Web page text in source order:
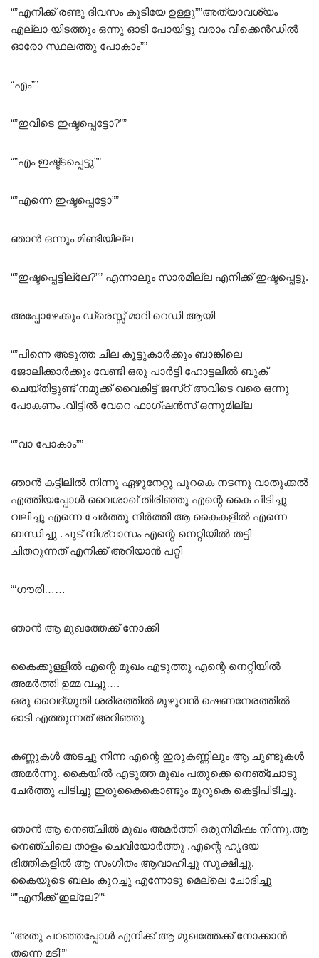
“”എനിക്ക് രണ്ടു ദിവസം കൂടിയേ ഉള്ളു””അത്യാവശ്യം
എല്ലാ യിടത്തും ഒന്നു ഓടി പോയിട്ടു വരാം വീക്കെൻഡിൽ
ഓരോ സ്ഥലത്തു പോകാം””
“എം””
“”ഇവിടെ ഇഷ്ടപ്പെട്ടോ?””
“”എം ഇഷ്ട്ടപ്പെട്ടു””
“”എന്നെ ഇഷ്ടപ്പെട്ടോ””
ഞാൻ ഒന്നും മിണ്ടിയില്ല
“”ഇഷ്ടപ്പെട്ടില്ലേ?”” എന്നാലും സാരമില്ല എനിക്ക് ഇഷ്ടപ്പെട്ടു.
അപ്പോഴേക്കും ഡ്രെസ്സ് മാറി റെഡി ആയി
“”പിന്നെ അടുത്ത ചില കൂട്ടുകാർക്കും ബാങ്കിലെ
ജോലിക്കാർക്കും വേണ്ടി ഒരു പാർട്ടി ഹോട്ടലിൽ ബുക്
ചെയ്തിട്ടുണ്ട് നമുക്ക് വൈകിട്ട് ജസ്റ് അവിടെ വരെ ഒന്നു
പോകണം .വീട്ടിൽ വേറെ ഫാഗ്ഷൻസ് ഒന്നുമില്ല
“”വാ പോകാം””
ഞാൻ കട്ടിലിൽ നിന്നു ഏഴുനേറ്റു പുറകെ നടന്നു വാതുക്കൽ
എത്തിയപ്പോൾ വൈശാഖ് തിരിഞ്ഞു എന്റെ കൈ പിടിച്ചു
വലിച്ചു എന്നെ ചേർത്തു നിർത്തി ആ കൈകളിൽ എന്നെ
ബന്ധിച്ചു .ചൂട് നിശ്വാസം എന്റെ നെറ്റിയിൽ തട്ടി
ചിതറുന്നത്‌ എനിക്ക് അറിയാൻ പറ്റി
“‘ഗൗരി……
ഞാൻ ആ മുഖത്തേക്ക് നോക്കി
കൈക്കുള്ളിൽ എന്റെ മുഖം എടുത്തു എന്റെ നെറ്റിയിൽ
അമർത്തി ഉമ്മ വച്ചു….
ഒരു വൈദ്യുതി ശരീരത്തിൽ മുഴുവൻ ഷെണനേരത്തിൽ
ഓടി എത്തുന്നത് അറിഞ്ഞു
കണ്ണുകൾ അടച്ചു നിന്ന എന്റെ ഇരുകണ്ണിലും ആ ചുണ്ടുകൾ
അമർന്നു. കൈയിൽ എടുത്ത മുഖം പതുക്കെ നെഞ്ചോടു
ചേർത്തു പിടിച്ചു ഇരുകൈകൊണ്ടും മുറുകെ കെട്ടിപിടിച്ചു.
ഞാൻ ആ നെഞ്ചിൽ മുഖം അമർത്തി ഒരുനിമിഷം നിന്നു.ആ
നെഞ്ചിലെ താളം ചെവിയോർത്തു .എന്റെ ഹൃദയ
ഭിത്തികളിൽ ആ സംഗീതം ആവാഹിച്ചു സൂക്ഷിച്ചു.
കൈയുടെ ബലം കുറച്ചു എന്നോടു മെല്ലെ ചോദിച്ചു
“”എനിക്ക് ഇല്ലേ?”‘
“അതു പറഞ്ഞപ്പോൾ എനിക്ക് ആ മുഖത്തേക്ക് നോക്കാൻ
തന്നെ മടി””